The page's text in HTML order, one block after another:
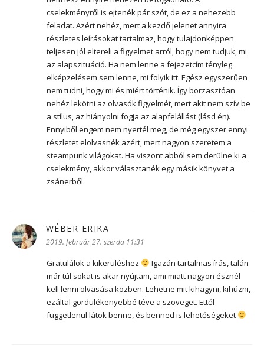
cselekményről is ejtenék pár szót, de ez a nehezebb
feladat. Azért nehéz, mert a kezdő jelenet annyira
részletes leírásokat tartalmaz, hogy tulajdonképpen
teljesen jól eltereli a figyelmet arról, hogy nem tudjuk, mi
az alapszituáció. Ha nem lenne a fejezetcím tényleg
elképzelésem sem lenne, mi folyik itt. Egész egyszerűen
nem tudni, hogy mi és miért történik. Így borzasztóan
nehéz lekötni az olvasók figyelmét, mert akit nem szív be
a stílus, az hiányolni fogja az alapfelállást (lásd én).
Ennyiből engem nem nyertél meg, de még egyszer ennyi
részletet elolvasnék azért, mert nagyon szeretem a
steampunk világokat. Ha viszont abból sem derülne ki a
cselekmény, akkor választanék egy másik könyvet a
zsánerből.
WÉBER ERIKA
2019. február 27. szerda 11:31
Gratulálok a kikerüléshez
Igazán tartalmas írás, talán
már túl sokat is akar nyújtani, ami miatt nagyon észnél
kell lenni olvasása közben. Lehetne mit kihagyni, kihúzni,
ezáltal gördülékenyebbé téve a szöveget. Ettől
függetlenül látok benne, és benned is lehetőségeket